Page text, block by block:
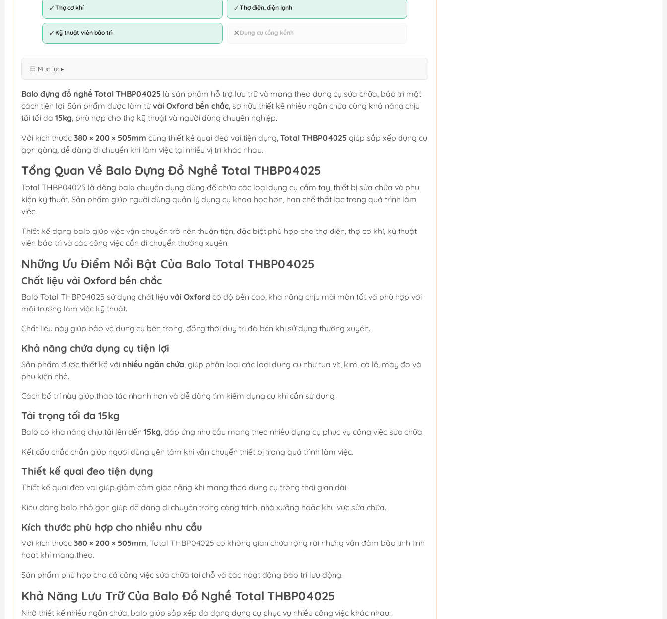
✓Thợ cơ khí ✓Thợ điện, điện lạnh
✓ Kỹ thuật viên bảo trì ✕ Dụng cụ cồng kềnh
☰ Mục lục▸
Balo đựng đồ nghề Total THBP04025 là sản phẩm hỗ trợ lưu trữ và mang theo dụng cụ sửa chữa, bảo trì một
cách tiện lợi. Sản phẩm được làm từvải Oxford bền chắc, sở hữu thiết kế nhiều ngăn chứa cùng khả năng chịu
tải tối đa 15kg, phù hợp cho thợ kỹ thuật và người dùng chuyên nghiệp.
Với kích thước 380 × 200 × 505mm cùng thiết kế quai đeo vai tiện dụng, Total THBP04025 giúp sắp xếp dụng cụ
gọn gàng, dễ dàng di chuyển khi làm việc tại nhiều vị trí khác nhau.
Tổng Quan Về Balo Đựng Đồ Nghề Total THBP04025
Total THBP04025 là dòng balo chuyên dụng dùng để chứa các loại dụng cụ cầm tay, thiết bị sửa chữa và phụ
kiện kỹ thuật. Sản phẩm giúp người dùng quản lý dụng cụ khoa học hơn, hạn chế thất lạc trong quá trình làm
việc.
Thiết kế dạng balo giúp việc vận chuyển trở nên thuận tiện, đặc biệt phù hợp cho thợ điện, thợ cơ khí, kỹ thuật
viên bảo trì và các công việc cần di chuyển thường xuyên.
Những Ưu Điểm Nổi Bật Của Balo Total THBP04025
Chất liệu vải Oxford bền chắc
Balo Total THBP04025 sử dụng chất liệu vải Oxford có độ bền cao, khả năng chịu mài mòn tốt và phù hợp với
môi trường làm việc kỹ thuật.
Chất liệu này giúp bảo vệ dụng cụ bên trong, đồng thời duy trì độ bền khi sử dụng thường xuyên.
Khả năng chứa dụng cụ tiện lợi
Sản phẩm được thiết kế với nhiều ngăn chứa, giúp phân loại các loại dụng cụ như tua vít, kìm, cờ lê, máy đo và
phụ kiện nhỏ.
Cách bố trí này giúp thao tác nhanh hơn và dễ dàng tìm kiếm dụng cụ khi cần sử dụng.
Tải trọng tối đa 15kg
Balo có khả năng chịu tải lên đến 15kg, đáp ứng nhu cầu mang theo nhiều dụng cụ phục vụ công việc sửa chữa.
Kết cấu chắc chắn giúp người dùng yên tâm khi vận chuyển thiết bị trong quá trình làm việc.
Thiết kế quai đeo tiện dụng
Thiết kế quai đeo vai giúp giảm cảm giác nặng khi mang theo dụng cụ trong thời gian dài.
Kiểu dáng balo nhỏ gọn giúp dễ dàng di chuyển trong công trình, nhà xưởng hoặc khu vực sửa chữa.
Kích thước phù hợp cho nhiều nhu cầu
Với kích thước 380 × 200 × 505mm, Total THBP04025 có không gian chứa rộng rãi nhưng vẫn đảm bảo tính linh
hoạt khi mang theo.
Sản phẩm phù hợp cho cả công việc sửa chữa tại chỗ và các hoạt động bảo trì lưu động.
Khả Năng Lưu Trữ Của Balo Đồ Nghề Total THBP04025
Nhờ thiết kế nhiều ngăn chứa, balo giúp sắp xếp đa dạng dụng cụ phục vụ nhiều công việc khác nhau: